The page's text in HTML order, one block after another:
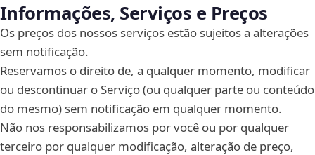
Informações, Serviços e Preços
Os preços dos nossos serviços estão sujeitos a alterações
sem notificação.
Reservamos o direito de, a qualquer momento, modificar
ou descontinuar o Serviço (ou qualquer parte ou conteúdo
do mesmo) sem notificação em qualquer momento.
Não nos responsabilizamos por você ou por qualquer
terceiro por qualquer modificação, alteração de preço,